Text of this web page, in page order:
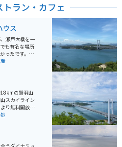
ラン・カフェ
ウス
瀬戸大橋を一
も有名な場所
ったです。レ
ラン・宴会場
の鷲羽山
スカイライン
り無料開放さ
て使用されて
岸沿いに立ち